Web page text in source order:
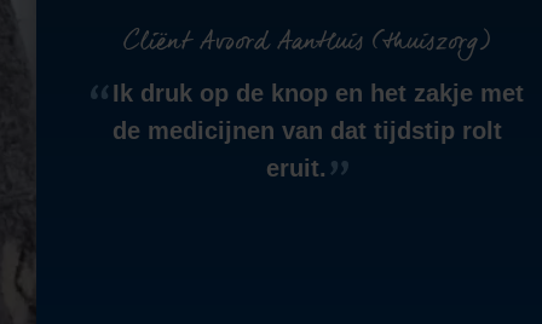
Cliënt Avoord AanHuis (thuiszorg)
Ik druk op de knop en het zakje met
de medicijnen van dat tijdstip rolt
eruit.